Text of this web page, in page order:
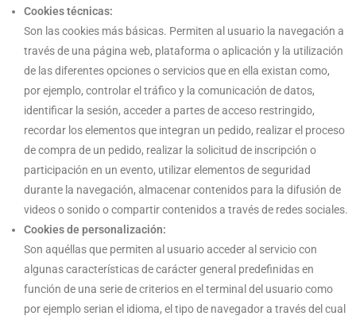
Cookies técnicas:
Son las cookies más básicas. Permiten al usuario la navegación a
través de una página web, plataforma o aplicación y la utilización
de las diferentes opciones o servicios que en ella existan como,
por ejemplo, controlar el tráfico y la comunicación de datos,
identificar la sesión, acceder a partes de acceso restringido,
recordar los elementos que integran un pedido, realizar el proceso
de compra de un pedido, realizar la solicitud de inscripción o
participación en un evento, utilizar elementos de seguridad
durante la navegación, almacenar contenidos para la difusión de
videos o sonido o compartir contenidos a través de redes sociales.
Cookies de personalización:
Son aquéllas que permiten al usuario acceder al servicio con
algunas características de carácter general predefinidas en
función de una serie de criterios en el terminal del usuario como
por ejemplo serian el idioma, el tipo de navegador a través del cual